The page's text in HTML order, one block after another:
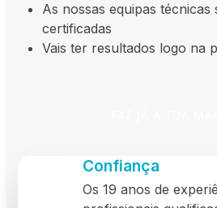
As nossas equipas técnicas
certificadas
Vais ter resultados logo na
Confiança
Os 19 anos de